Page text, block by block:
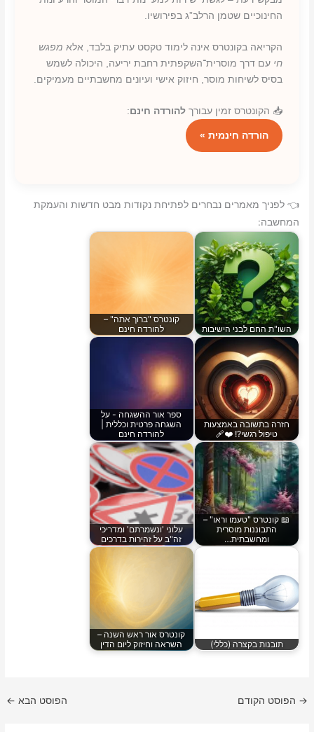
החינוכיים שטמן הרלב”ג בפירושיו.
הקריאה בקונטרס אינה לימוד טקסט עתיק בלבד, אלא מפגש
חי עם דרך מוסרית־השקפתית רחבת יריעה, היכולה לשמש
בסיס לשיחות מוסר, חיזוק אישי ועיונים מחשבתיים מעמיקים.
📥 הקונטרס זמין עבורךלהורדה חינם:
הורדה חינמית »
👈 לפניך מאמרים נבחרים לפתיחת נקודות מבט חדשות והעמקת
המחשבה:
השו"ת החם לבני הישיבות
קונטרס "ברוך אתה" –
להורדה חינם
חזרה בתשובה באמצעות
טיפול רגשי?! ❤️‍🩹
ספר אור ההשגחה - על
השגחה פרטית וכללית |
להורדה חינם
📖 קונטרס "טעמו וראו" –
התבוננות מוסרית
ומחשבתית…
עלוני 'ונשמרתם' ומדריכי
זה"ב על זהירות בדרכים
תובנות בקצרה (כללי)
קונטרס אור ראש השנה –
השראה וחיזוק ליום הדין
→ הפוסט הקודם הפוסט הבא ←